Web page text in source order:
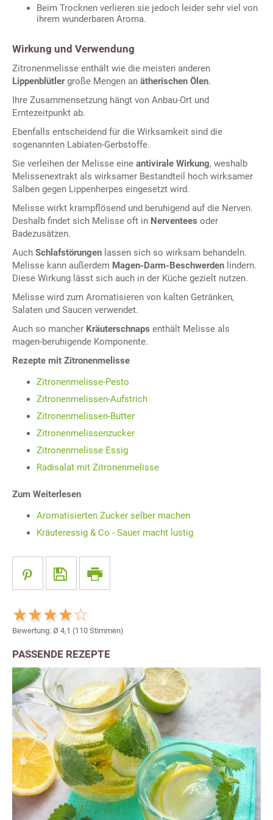
Beim Trocknen verlieren sie jedoch leider sehr viel von
ihrem wunderbaren Aroma.
Wirkung und Verwendung
Zitronenmelisse enthält wie die meisten anderen
Lippenblütlergroße Mengen an ätherischen Ölen.
Ihre Zusammensetzung hängt von Anbau-Ort und
Erntezeitpunkt ab.
Ebenfalls entscheidend für die Wirksamkeit sind die
sogenannten Labiaten-Gerbstoffe.
Sie verleihen der Melisse eine antivirale Wirkung, weshalb
Melissenextrakt als wirksamer Bestandteil hoch wirksamer
Salben gegen Lippenherpes eingesetzt wird.
Melisse wirkt krampflösend und beruhigend auf die Nerven.
Deshalb findet sich Melisse oft in Nerventees oder
Badezusätzen.
Auch Schlafstörungen lassen sich so wirksam behandeln.
Melisse kann außerdem Magen-Darm-Beschwerden lindern.
Diese Wirkung lässt sich auch in der Küche gezielt nutzen.
Melisse wird zum Aromatisieren von kalten Getränken,
Salaten und Saucen verwendet.
Auch so mancher Kräuterschnaps enthält Melisse als
magen-beruhigende Komponente.
Rezepte mit Zitronenmelisse
Zitronenmelisse-Pesto
Zitronenmelissen-Aufstrich
Zitronenmelissen-Butter
Zitronenmelissenzucker
Zitronenmelisse Essig
Radisalat mit Zitronenmelisse
Zum Weiterlesen
Aromatisierten Zucker selber machen
Kräuteressig & Co - Sauer macht lustig
Bewertung: Ø 4,1 (110 Stimmen)
PASSENDE REZEPTE